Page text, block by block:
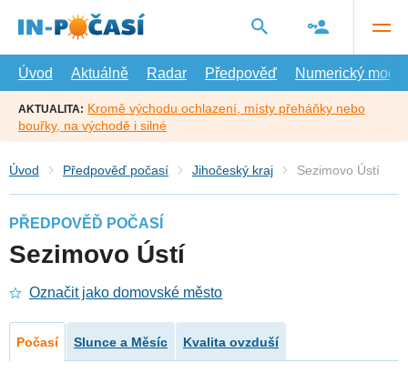
hlavní
Úvod
Aktuálně Radar Předpověď Numerický model
AKTUALITA: Kromě východu ochlazení, místy přeháňky nebo
bouřky, na východě i silné
Úvod Předpověď počasí Jihočeský kraj Sezimovo Ústí
PŘEDPOVĚĎ POČASÍ
Sezimovo Ústí
Označit jako domovské město
Počasí Slunce a Měsíc Kvalita ovzduší